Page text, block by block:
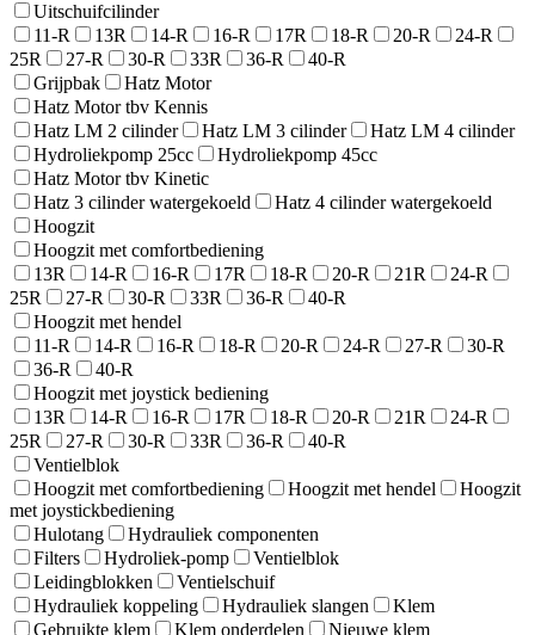
Uitschuifcilinder
11-R
13R 14-R 16-R 17R 18-R 20-R
24-R
25R
27-R 30-R 33R 36-R
40-R
Grijpbak
Hatz Motor
Hatz Motor tbv Kennis
Hatz LM 2 cilinder
Hatz LM 3 cilinder
Hatz LM 4 cilinder
Hydroliekpomp 25cc
Hydroliekpomp 45cc
Hatz Motor tbv Kinetic
Hatz 3 cilinder watergekoeld
Hatz 4 cilinder watergekoeld
Hoogzit
Hoogzit met comfortbediening
13R
14-R 16-R 17R 18-R 20-R 21R
24-R
25R
27-R 30-R 33R 36-R
40-R
Hoogzit met hendel
11-R
14-R 16-R 18-R 20-R 24-R 27-R
30-R
36-R
40-R
Hoogzit met joystick bediening
13R
14-R 16-R 17R 18-R 20-R 21R
24-R
25R
27-R 30-R 33R 36-R
40-R
Ventielblok
Hoogzit met comfortbediening
Hoogzit met hendel
Hoogzit
met joystickbediening
Hulotang
Hydrauliek componenten
Filters
Hydroliek-pomp
Ventielblok
Leidingblokken
Ventielschuif
Hydrauliek koppeling
Hydrauliek slangen
Klem
Gebruikte klem
Klem onderdelen Nieuwe klem